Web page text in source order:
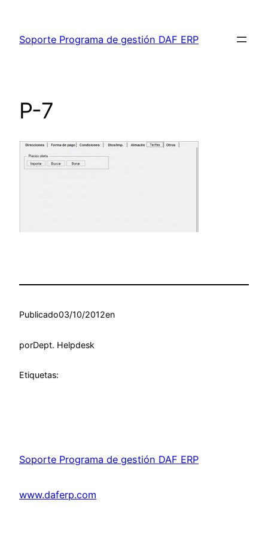
contenido
Soporte Programa de gestión DAF ERP
P-7
Publicado03/10/2012en
porDept. Helpdesk
Etiquetas:
Soporte Programa de gestión DAF ERP
www.daferp.com